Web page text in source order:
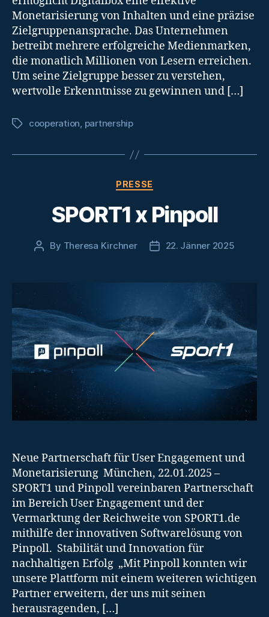
Monetarisierung von Inhalten und eine präzise
Zielgruppenansprache. Das Unternehmen
betreibt mehrere erfolgreiche Medienmarken,
die monatlich Millionen von Lesern erreichen.
Um seine Zielgruppe besser zu verstehen,
wertvolle Erkenntnisse zu gewinnen und […]
Tagscooperation, partnership
Categories
PRESSE
SPORT1 x Pinpoll
Post
By Theresa Kirchner
Post22. Jänner 2025
Neue Partnerschaft für User Engagement und
Monetarisierung München, 22.01.2025 –
SPORT1 und Pinpoll vereinbaren Partnerschaft
im Bereich User Engagement und der
Vermarktung der Reichweite von SPORT1.de
mithilfe der innovativen Softwarelösung von
Pinpoll. Stabilität und Innovation für
nachhaltigen Erfolg „Mit Pinpoll konnten wir
unsere Plattform mit einem weiteren wichtigen
Partner erweitern, der uns mit seinen
herausragenden, […]